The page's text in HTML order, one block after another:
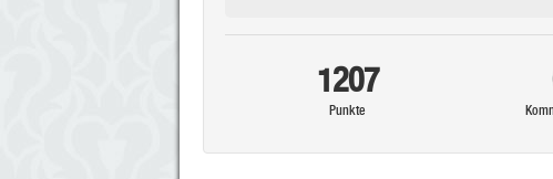
1207
Punkte